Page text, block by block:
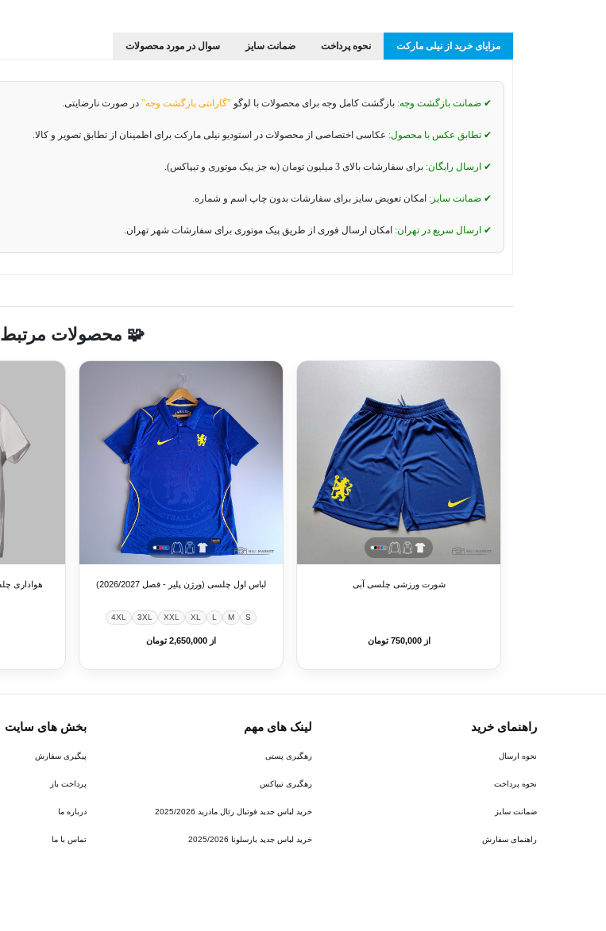
مزایای خرید از نیلی مارکت نحوه پرداخت ضمانت سایز سوال در مورد محصولات
✔ ضمانت بازگشت وجه: بازگشت کامل وجه برای محصولات با لوگو "گارانتی بازگشت وجه" در صورت نارضایتی.
✔ تطابق عکس با محصول: عکاسی اختصاصی از محصولات در استودیو نیلی مارکت برای اطمینان از تطابق تصویر و کالا.
✔ ارسال رایگان: برای سفارشات بالای 3 میلیون تومان (به جز پیک موتوری و تیپاکس).
✔ ضمانت سایز: امکان تعویض سایز برای سفارشات بدون چاپ اسم و شماره.
✔ ارسال سریع در تهران: امکان ارسال فوری از طریق پیک موتوری برای سفارشات شهر تهران.
🧩 محصولات مرتبط
شورت ورزشی چلسی آبی
از 750,000 تومان
لباس اول چلسی (ورژن پلیر - فصل 2026/2027)
S
M
L
XL
XXL
3XL
4XL
از 2,650,000 تومان
راهنمای خرید
نحوه ارسال
نحوه پرداخت
ضمانت سایز
راهنمای سفارش
لینک های مهم
رهگیری پستی
رهگیری تیپاکس
خرید لباس جدید فوتبال رئال مادرید 2025/2026
خرید لباس جدید بارسلونا 2025/2026
بخش های سایت
پیگیری سفارش
پرداخت باز
درباره ما
تماس با ما